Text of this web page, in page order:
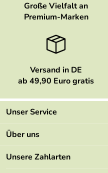
Große Vielfalt an
Premium-Marken
Versand in DE
ab 49,90 Euro gratis
Unser Service
Kontakt
Mehrwertsteuerfrei
Über uns
Marken
Unsere Zahlarten